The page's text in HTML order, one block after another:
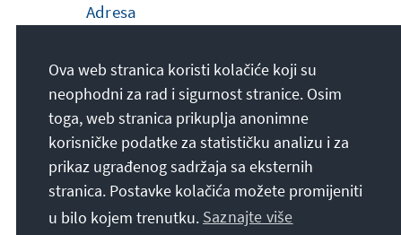
Adresa
Konrad-Adenauer-Stiftung e.V.
Ured zaklade Bosna i Hercegovina
Sagrdžije 41
71000Sarajevo
Bosna i Hercegovina
Ova web stranica koristi kolačiće koji su
neophodni za rad i sigurnost stranice. Osim
toga, web stranica prikuplja anonimne
korisničke podatke za statističku analizu i za
prikaz ugrađenog sadržaja sa eksternih
stranica. Postavke kolačića možete promijeniti
u bilo kojem trenutku. Saznajte više